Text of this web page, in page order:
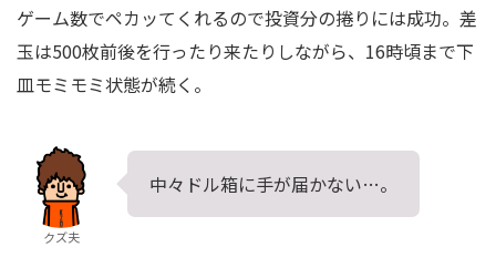
ゲーム数でペカッてくれるので投資分の捲りには成功。差
玉は500枚前後を行ったり来たりしながら、16時頃まで下
皿モミモミ状態が続く。
クズ夫
中々ドル箱に手が届かない…。